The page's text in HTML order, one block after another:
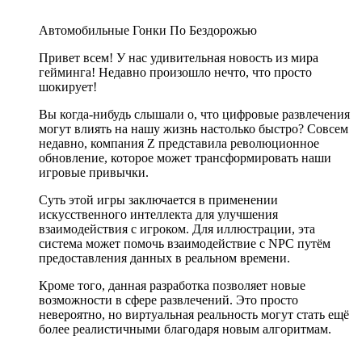
Автомобильные Гонки По Бездорожью
Привет всем! У нас удивительная новость из мира
гейминга! Недавно произошло нечто, что просто
шокирует!
Вы когда-нибудь слышали о, что цифровые развлечения
могут влиять на нашу жизнь настолько быстро? Совсем
недавно, компания Z представила революционное
обновление, которое может трансформировать наши
игровые привычки.
Суть этой игры заключается в применении
искусственного интеллекта для улучшения
взаимодействия с игроком. Для иллюстрации, эта
система может помочь взаимодействие с NPC путём
предоставления данных в реальном времени.
Кроме того, данная разработка позволяет новые
возможности в сфере развлечений. Это просто
невероятно, но виртуальная реальность могут стать ещё
более реалистичными благодаря новым алгоритмам.